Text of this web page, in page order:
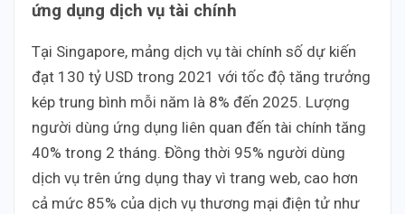
ứng dụng dịch vụ tài chính
Tại Singapore, mảng dịch vụ tài chính số dự kiến
đạt 130 tỷ USD trong 2021 với tốc độ tăng trưởng
kép trung bình mỗi năm là 8% đến 2025. Lượng
người dùng ứng dụng liên quan đến tài chính tăng
40% trong 2 tháng. Đồng thời 95% người dùng
dịch vụ trên ứng dụng thay vì trang web, cao hơn
cả mức 85% của dịch vụ thương mại điện tử như